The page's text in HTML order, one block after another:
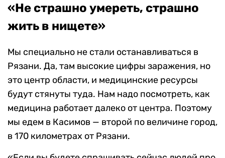
«Не страшно умереть, страшно
жить в нищете»
Мы специально не стали останавливаться в
Рязани. Да, там высокие цифры заражения, но
это центр области, и медицинские ресурсы
будут стянуты туда. Нам надо посмотреть, как
медицина работает далеко от центра. Поэтому
мы едем в Касимов — второй по величине город,
в 170 километрах от Рязани.